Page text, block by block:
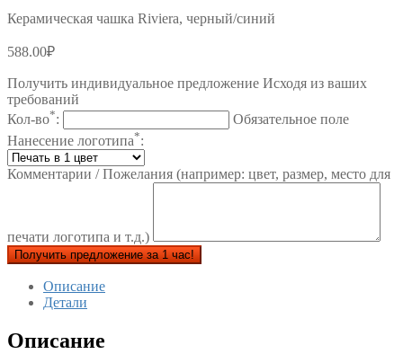
Керамическая чашка Riviera, черный/синий
588.00₽
Получить индивидуальное предложение Исходя из ваших
требований
Кол-во*:
Обязательное поле
Нанесение логотипа*:
Комментарии / Пожелания (например: цвет, размер, место для
печати логотипа и т.д.)
Получить предложение за 1 час!
Описание
Детали
Описание